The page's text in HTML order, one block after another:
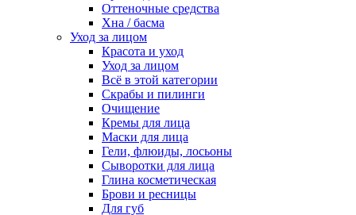
Оттеночные средства
Хна / басма
Уход за лицом
Красота и уход
Уход за лицом
Всё в этой категории
Скрабы и пилинги
Очищение
Кремы для лица
Маски для лица
Гели, флюиды, лосьоны
Сыворотки для лица
Глина косметическая
Брови и ресницы
Для губ